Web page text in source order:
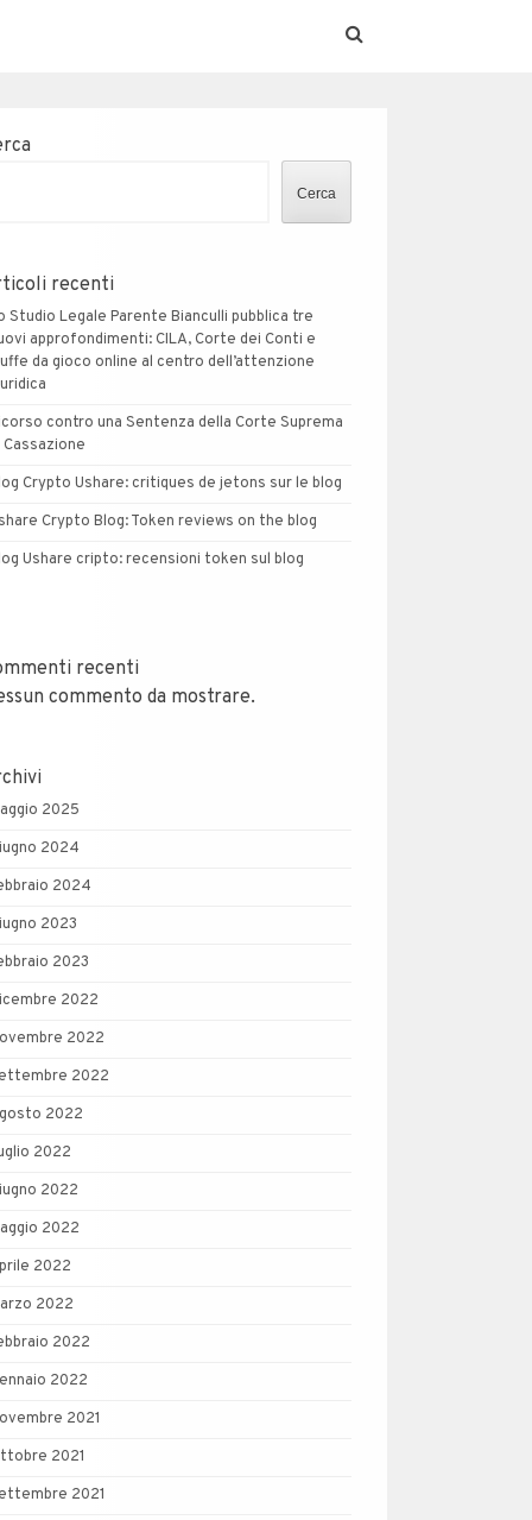
Cerca
recenti
Studio Legale Parente Bianculli pubblica tre
approfondimenti: CILA, Corte dei Conti e
da gioco online al centro dell’attenzione
contro una Sentenza della Corte Suprema
Cassazione
Crypto Ushare: critiques de jetons sur le blog
Crypto Blog: Token reviews on the blog
Ushare cripto: recensioni token sul blog
recenti
commento da mostrare.
2025
2024
2024
2023
2023
2022
2022
2022
2022
2022
2022
2022
2022
2022
2022
2022
2021
2021
2021